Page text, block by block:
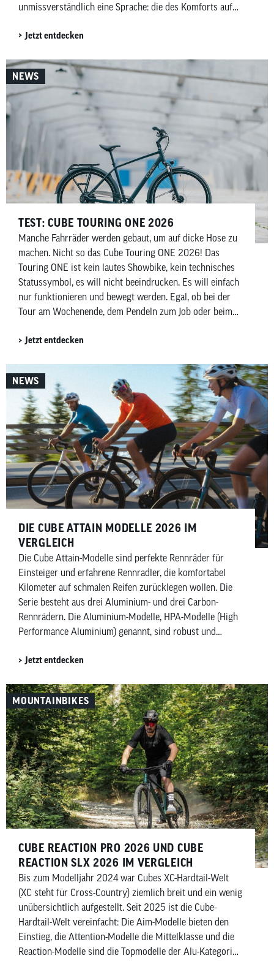
unmissverständlich eine Sprache: die des Komforts auf
Jetzt entdecken
NEWS
TEST: CUBE TOURING ONE 2026
Manche Fahrräder werden gebaut, um auf dicke Hose zu
machen. Nicht so das Cube Touring ONE 2026! Das
Touring ONE ist kein lautes Showbike, kein technisches
Statussymbol, es will nicht beeindrucken. Es will einfach
nur funktionieren und bewegt werden. Egal, ob bei der
Tour am Wochenende, dem Pendeln zum Job oder beim
diesen Fällen ein verlässlicher, ehrlicher Begleiter.
Jetzt entdecken
NEWS
DIE CUBE ATTAIN MODELLE 2026 IM
VERGLEICH
Die Cube Attain-Modelle sind perfekte Rennräder für
Einsteiger und erfahrene Rennradler, die komfortabel
Kilometer auf schmalen Reifen zurücklegen wollen. Die
Serie besteht aus drei Aluminium- und drei Carbon-
Rennrädern. Die Aluminium-Modelle, HPA-Modelle (High
Performance Aluminium) genannt, sind robust und
Performance Carbon) genannt, sind leichter, steifer und
Cube-typisch den Zusatz C:62. Hinter der 62 verbirgt
sich der prozentuale Anteil an Carbon im Rahmen – die
restlichen 38 Prozent sind Harze.
Jetzt entdecken
MOUNTAINBIKES
CUBE REACTION PRO 2026 UND CUBE
REACTION SLX 2026 IM VERGLEICH
Bis zum Modelljahr 2024 war Cubes XC-Hardtail-Welt
(XC steht für Cross-Country) ziemlich breit und ein wenig
unübersichtlich aufgestellt. Seit 2025 ist die Cube-
Hardtail-Welt vereinfacht: Die Aim-Modelle bieten den
Einstieg, die Attention-Modelle die Mittelklasse und die
Reaction-Modelle sind die Topmodelle der Alu-Kategorie.